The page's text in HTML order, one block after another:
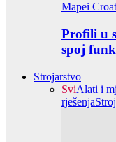
Mapei
Profili u
spoj
Strojarstvo
SviAlati i
rješenja